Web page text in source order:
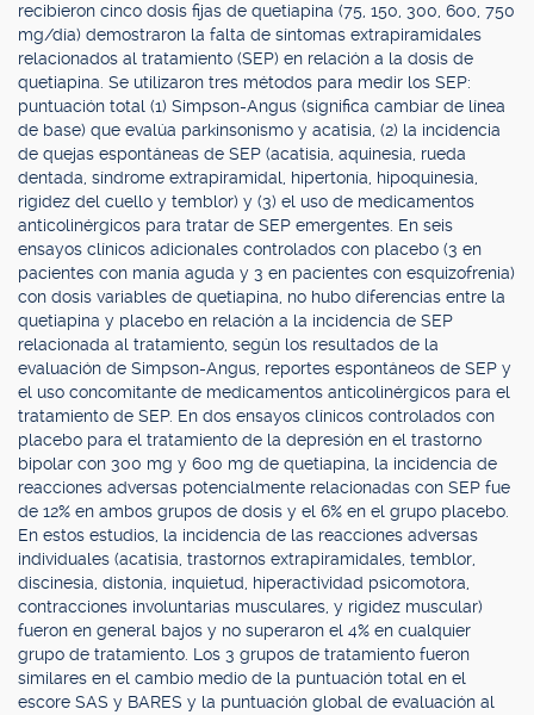
recibieron cinco dosis fijas de quetiapina (75, 150, 300, 600, 750
mg/día) demostraron la falta de síntomas extrapiramidales
relacionados al tratamiento (SEP) en relación a la dosis de
quetiapina. Se utilizaron tres métodos para medir los SEP:
puntuación total (1) Simpson-Angus (significa cambiar de línea
de base) que evalúa parkinsonismo y acatisia, (2) la incidencia
de quejas espontáneas de SEP (acatisia, aquinesia, rueda
dentada, síndrome extrapiramidal, hipertonía, hipoquinesia,
rigidez del cuello y temblor) y (3) el uso de medicamentos
anticolinérgicos para tratar de SEP emergentes. En seis
ensayos clínicos adicionales controlados con placebo (3 en
pacientes con manía aguda y 3 en pacientes con esquizofrenia)
con dosis variables de quetiapina, no hubo diferencias entre la
quetiapina y placebo en relación a la incidencia de SEP
relacionada al tratamiento, según los resultados de la
evaluación de Simpson-Angus, reportes espontáneos de SEP y
el uso concomitante de medicamentos anticolinérgicos para el
tratamiento de SEP. En dos ensayos clínicos controlados con
placebo para el tratamiento de la depresión en el trastorno
bipolar con 300 mg y 600 mg de quetiapina, la incidencia de
reacciones adversas potencialmente relacionadas con SEP fue
de 12% en ambos grupos de dosis y el 6% en el grupo placebo.
En estos estudios, la incidencia de las reacciones adversas
individuales (acatisia, trastornos extrapiramidales, temblor,
discinesia, distonía, inquietud, hiperactividad psicomotora,
contracciones involuntarias musculares, y rigidez muscular)
fueron en general bajos y no superaron el 4% en cualquier
grupo de tratamiento. Los 3 grupos de tratamiento fueron
similares en el cambio medio de la puntuación total en el
escore SAS y BARES y la puntuación global de evaluación al